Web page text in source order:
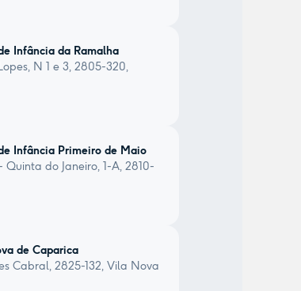
Infância da Ramalha
N 1 e 3, 2805-320,
Infância Primeiro de Maio
Quinta do Janeiro, 1-A, 2810-
de Caparica
Cabral, 2825-132, Vila Nova